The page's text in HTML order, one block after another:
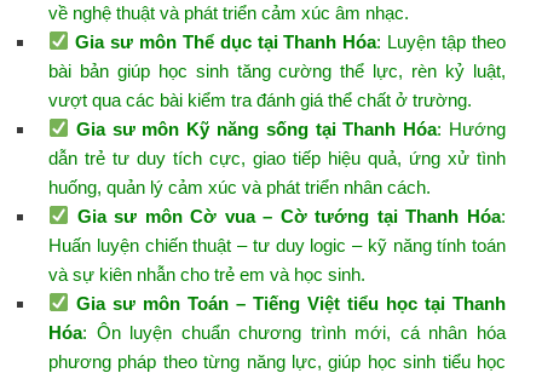
về nghệ thuật và phát triển cảm xúc âm nhạc.
Gia sư môn Thể dục tại Thanh Hóa: Luyện tập theo
bài bản giúp học sinh tăng cường thể lực, rèn kỷ luật,
vượt qua các bài kiểm tra đánh giá thể chất ở trường.
Gia sư môn Kỹ năng sống tại Thanh Hóa: Hướng
dẫn trẻ tư duy tích cực, giao tiếp hiệu quả, ứng xử tình
huống, quản lý cảm xúc và phát triển nhân cách.
Gia sư môn Cờ vua – Cờ tướng tại Thanh Hóa:
Huấn luyện chiến thuật – tư duy logic – kỹ năng tính toán
và sự kiên nhẫn cho trẻ em và học sinh.
Gia sư môn Toán – Tiếng Việt tiểu học tại Thanh
Hóa: Ôn luyện chuẩn chương trình mới, cá nhân hóa
phương pháp theo từng năng lực, giúp học sinh tiểu học